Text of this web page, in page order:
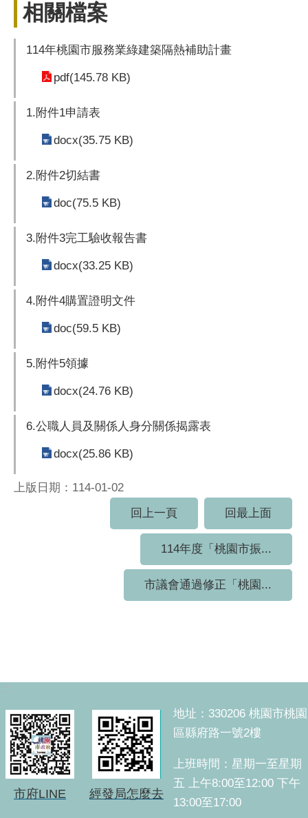
相關檔案
114年桃園市服務業綠建築隔熱補助計畫
pdf(145.78 KB)
1.附件1申請表
docx(35.75 KB)
2.附件2切結書
doc(75.5 KB)
3.附件3完工驗收報告書
docx(33.25 KB)
4.附件4購置證明文件
doc(59.5 KB)
5.附件5領據
docx(24.76 KB)
6.公職人員及關係人身分關係揭露表
docx(25.86 KB)
上版日期：114-01-02
回上一頁
回最上面
114年度「桃園市振...
市議會通過修正「桃園...
:::
市府LINE 經發局怎麼去
地址：330206 桃園市桃園
區縣府路一號2樓
上班時間：星期一至星期
五 上午8:00至12:00 下午
13:00至17:00